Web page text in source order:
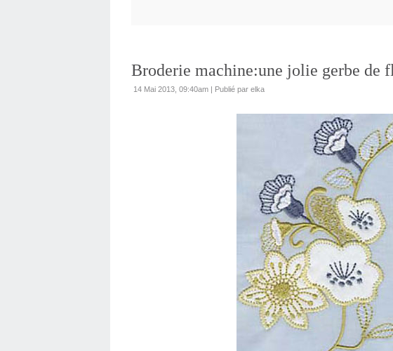
Broderie machine:une jolie gerbe de
14 Mai 2013, 09:40am | Publié par elka